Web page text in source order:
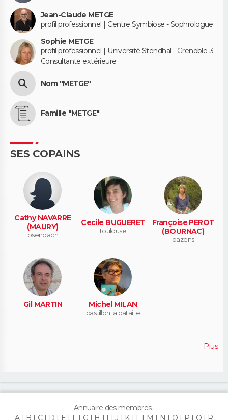
Jean-Claude METGE
profil professionnel | Centre Symbiose - Sophrologue
Sophie METGE
profil professionnel | Université Stendhal - Grenoble 3 -
Consultante extérieure
Nom "METGE"
Famille "METGE"
SES COPAINS
Cathy NAVARRE
(MAURY)
osenbach
Cecile BUGUERET
toulouse
Françoise PEROT
(BOURNAC)
bazens
Gil MARTIN Michel MILAN
castillon la bataille
Plus
Annuaire des membres :
A
B C D E F G H I J K L M N O P Q R